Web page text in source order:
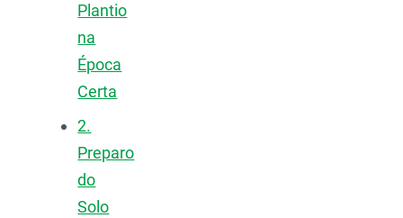
Plantio
na
Época
Certa
2.
Preparo
do
Solo